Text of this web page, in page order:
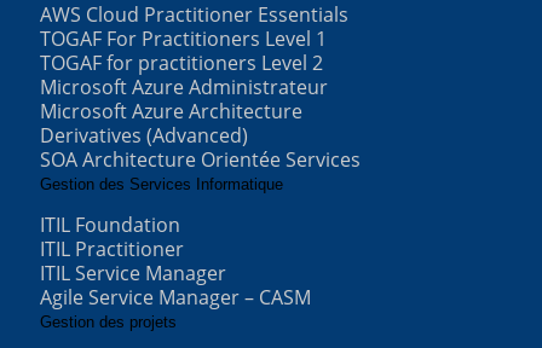
AWS Cloud Practitioner Essentials
TOGAF For Practitioners Level 1
TOGAF for practitioners Level 2
Microsoft Azure Administrateur
Microsoft Azure Architecture
Derivatives (Advanced)
SOA Architecture Orientée Services
Gestion des Services Informatique
ITIL Foundation
ITIL Practitioner
ITIL Service Manager
Agile Service Manager – CASM
Gestion des projets